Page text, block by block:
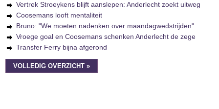
Vertrek Stroeykens blijft aanslepen: Anderlecht zoekt uitweg
Coosemans looft mentaliteit
Bruno: "We moeten nadenken over maandagwedstrijden"
Vroege goal en Coosemans schenken Anderlecht de zege
Transfer Ferry bijna afgerond
VOLLEDIG OVERZICHT »